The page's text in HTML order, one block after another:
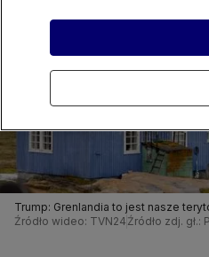
Trump: Grenlandia to jest nasze
Źródło wideo: TVN24 Źródło zdj. gł.: